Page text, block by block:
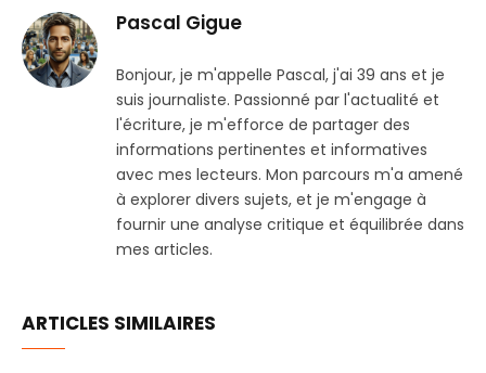
Pascal Gigue
Bonjour, je m'appelle Pascal, j'ai 39 ans et je
suis journaliste. Passionné par l'actualité et
l'écriture, je m'efforce de partager des
informations pertinentes et informatives
avec mes lecteurs. Mon parcours m'a amené
à explorer divers sujets, et je m'engage à
fournir une analyse critique et équilibrée dans
mes articles.
ARTICLES SIMILAIRES